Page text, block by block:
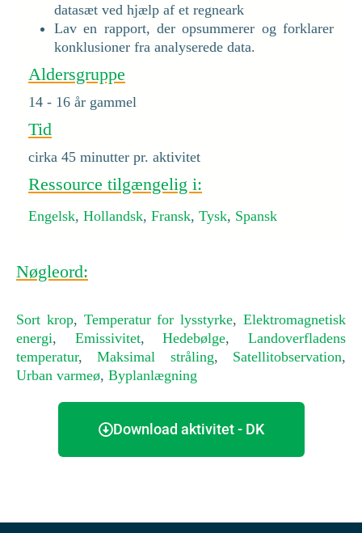
datasæt ved hjælp af et regneark
Lav en rapport, der opsummerer og forklarer
konklusioner fra analyserede data.
Aldersgruppe
14 - 16 år gammel
Tid
cirka 45 minutter pr. aktivitet
Ressource tilgængelig i:
Engelsk, Hollandsk, Fransk, Tysk, Spansk
Nøgleord:
Sort krop, Temperatur for lysstyrke,Elektromagnetisk
energi, Emissivitet,Hedebølge,Landoverfladens
temperatur,Maksimal stråling, Satellitobservation,
Urban varmeø, Byplanlægning
Download aktivitet - DK